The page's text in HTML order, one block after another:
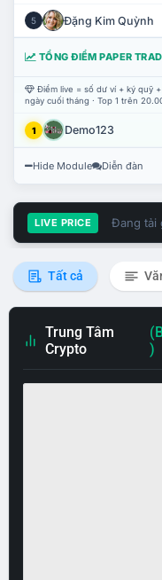
5 Đặng Kim Quỳnh
TỔNG ĐIỂM PAPER
Điểm live = số dư ví + ký quỹ
ngày cuối tháng · Top 1 trên
1 Demo123
Hide Module Diễn đàn
LIVE PRICE Đang tải
Tất cả
Trung Tâm
Crypto
)